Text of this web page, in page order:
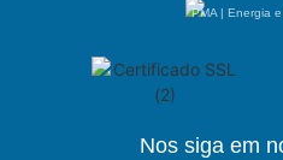
PMA | Energia
Nos siga em